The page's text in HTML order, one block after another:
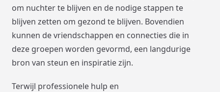
om nuchter te blijven en de nodige stappen te
blijven zetten om gezond te blijven. Bovendien
kunnen de vriendschappen en connecties die in
deze groepen worden gevormd, een langdurige
bron van steun en inspiratie zijn.
Terwijl professionele hulp en